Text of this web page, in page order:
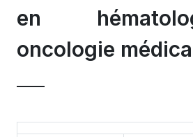
en
oncologie